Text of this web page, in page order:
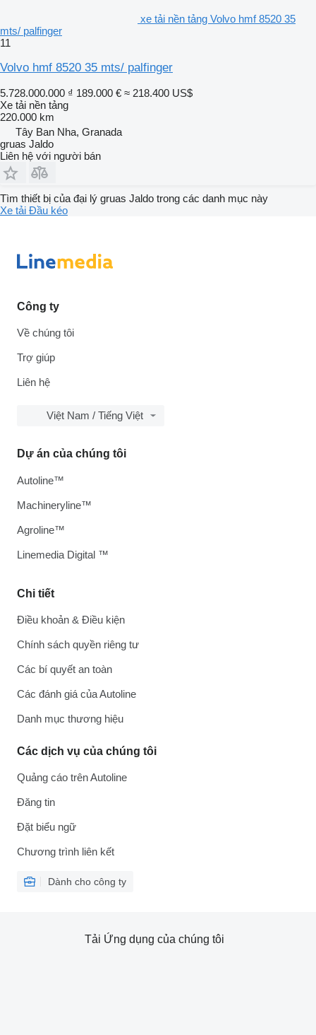
xe tải nền tảng Volvo hmf 8520 35
mts/ palfinger
11
Volvo hmf 8520 35 mts/ palfinger
5.728.000.000 ₫ 189.000 € ≈ 218.400 US$
Xe tải nền tảng
220.000 km
Tây Ban Nha, Granada
gruas Jaldo
Liên hệ với người bán
Tìm thiết bị của đại lý gruas Jaldo trong các danh mục này
Xe tải Đầu kéo
Công ty
Về chúng tôi
Trợ giúp
Liên hệ
Việt Nam / Tiếng Việt
Chi tiết
Điều khoản & Điều kiện
Chính sách quyền riêng tư
Các bí quyết an toàn
Các đánh giá của Autoline
Danh mục thương hiệu
Các dịch vụ của chúng tôi
Quảng cáo trên Autoline
Đăng tin
Đặt biểu ngữ
Chương trình liên kết
Dành cho công ty
Dự án của chúng tôi
Autoline™
Machineryline™
Agroline™
Linemedia Digital ™
Tải Ứng dụng của chúng tôi